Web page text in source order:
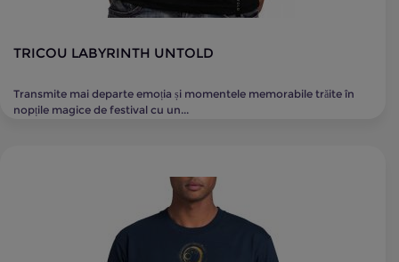
TRICOU LABYRINTH UNTOLD
Transmite mai departe emoția și momentele memorabile trăite în
nopțile magice de festival cu un...